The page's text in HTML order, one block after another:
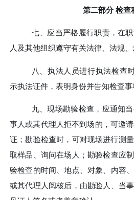
第二部分 检查
七、 应当严格履行职责，在
人及其他组织遵守有关法律、法规、
八、 执法人员进行执法检查
示执法证件，表明身份并告知检查事
九、现场勘验检查，应通知
事人或其代理人拒不到场的，可邀
证；勘验检查时，可对现场进行测
取样品、询问在场人；勘验检查应
验检查的时间、地点、对象、内容
或其代理人阅核后，由勘验人、当